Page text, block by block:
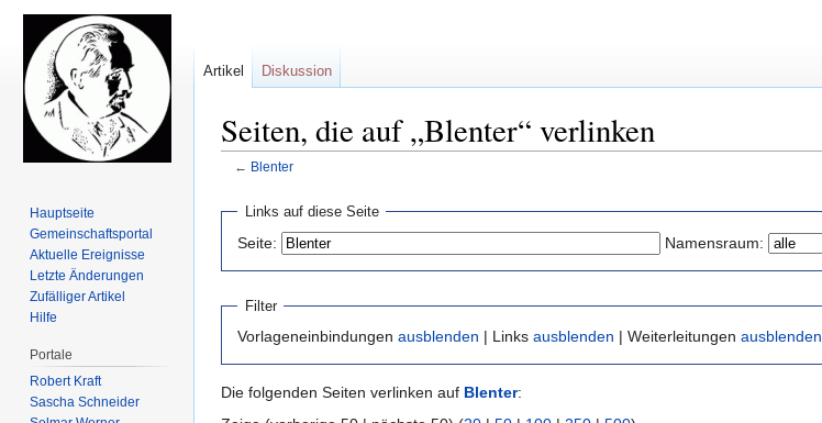
Seiten, die auf „Blenter“ verlinken
← Blenter
Navigation
springen
springen
Links auf diese Seite
Seite: Namensraum:
Filter
Vorlageneinbindungen ausblenden | Links ausblenden | Weiterleitungen ausblenden
Die folgenden Seiten verlinken auf Blenter:
Artikel Diskussion
Hauptseite
Gemeinschafts­portal
Aktuelle Ereignisse
Letzte Änderungen
Zufälliger Artikel
Hilfe
Portale
Robert Kraft
Sascha Schneider